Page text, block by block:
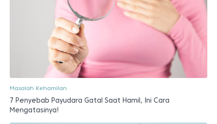
Masalah Kehamilan
7 Penyebab Payudara Gatal Saat Hamil, Ini Cara
Mengatasinya!